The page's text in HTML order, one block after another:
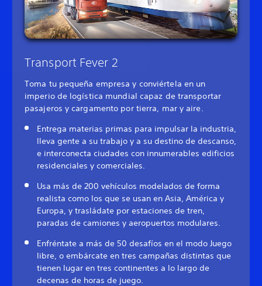
Transport Fever 2
Toma tu pequeña empresa y conviértela en un
imperio de logística mundial capaz de transportar
pasajeros y cargamento por tierra, mar y aire.
Entrega materias primas para impulsar la industria,
lleva gente a su trabajo y a su destino de descanso,
e interconecta ciudades con innumerables edificios
residenciales y comerciales.
Usa más de 200 vehículos modelados de forma
realista como los que se usan en Asia, América y
Europa, y trasládate por estaciones de tren,
paradas de camiones y aeropuertos modulares.
Enfréntate a más de 50 desafíos en el modo Juego
libre, o embárcate en tres campañas distintas que
tienen lugar en tres continentes a lo largo de
decenas de horas de juego.